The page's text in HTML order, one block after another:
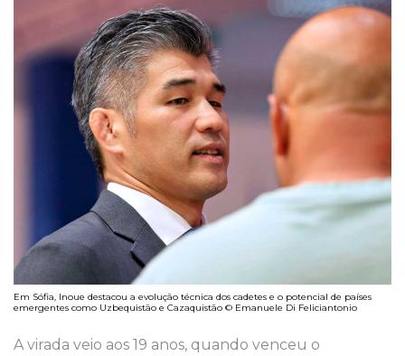
Em Sófia, Inoue destacou a evolução técnica dos cadetes e o potencial de países
emergentes como Uzbequistão e Cazaquistão © Emanuele Di Feliciantonio
A virada veio aos 19 anos, quando venceu o